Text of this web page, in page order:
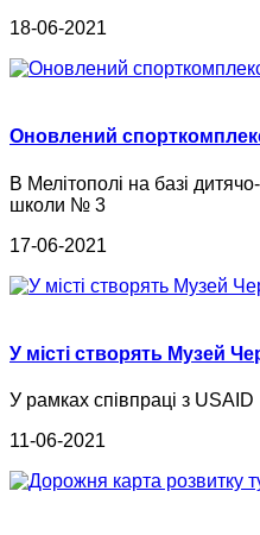
18-06-2021
Оновлений
В Мелітополі на базі
школи № 3
17-06-2021
У місті створять Музей
У рамках співпраці з USAID
11-06-2021